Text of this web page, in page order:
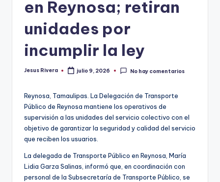
en Reynosa; retiran
unidades por
incumplir la ley
Publicado
Jesus Rivera julio 9, 2026 No hay comentarios
Reynosa, Tamaulipas. La Delegación de Transporte
Público de Reynosa mantiene los operativos de
supervisión a las unidades del servicio colectivo con el
objetivo de garantizar la seguridad y calidad del servicio
que reciben los usuarios.
La delegada de Transporte Público en Reynosa, María
Lidia Garza Salinas, informó que, en coordinación con
personal de la Subsecretaría de Transporte Público, se